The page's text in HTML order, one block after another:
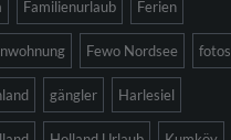
Familienurlaub Ferien
Fewo Nordsee fotos
gängler Harlesiel